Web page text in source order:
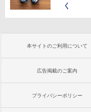
く
本サイトのご利用について
広告掲載のご案内
プライバシーポリシー